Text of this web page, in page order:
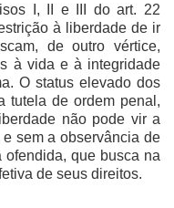
I, II e III do art. 22
à liberdade de ir
de outro vértice,
à vida e à integridade
O status elevado dos
tutela de ordem penal,
não pode vir a
sem a observância de
que busca na
de seus direitos.